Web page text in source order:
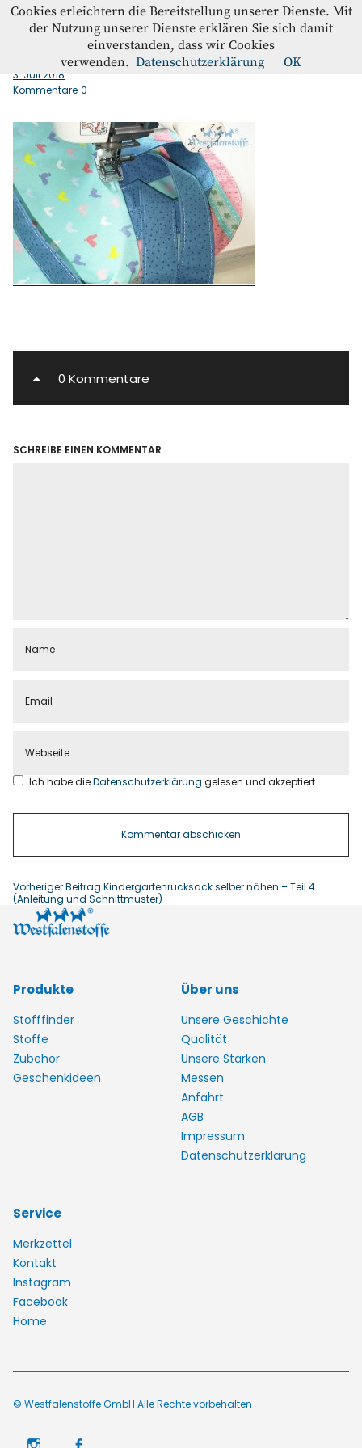
Westfalenstoffe-Blog
Kontakt
InstagramFacebook
absteppen
3. Juli 2018
Kommentare 0
0 Kommentare
SCHREIBE EINEN KOMMENTAR
Ich habe dieDatenschutzerklärunggelesen und akzeptiert.
Vorheriger Beitrag Kindergartenrucksack selber nähen – Teil 4
(Anleitung und Schnittmuster)
Produkte
Stofffinder
Stoffe
Zubehör
Geschenkideen
Über uns
Unsere Geschichte
Qualität
Unsere Stärken
Messen
Anfahrt
AGB
Impressum
Datenschutzerklärung
Service
Merkzettel
Kontakt
Instagram
Facebook
Home
© Westfalenstoffe GmbH Alle Rechte vorbehalten
Cookies erleichtern die Bereitstellung unserer Dienste. Mit
der Nutzung unserer Dienste erklären Sie sich damit
einverstanden, dass wir Cookies
verwenden. Datenschutzerklärung OK